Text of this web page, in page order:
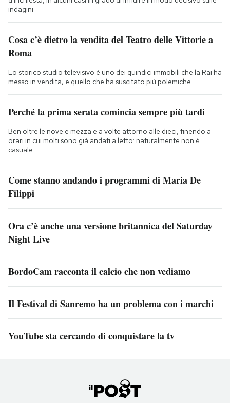
indagini
Cosa c’è dietro la vendita del Teatro delle Vittorie a
Roma
Lo storico studio televisivo è uno dei quindici immobili che la Rai ha
messo in vendita, e quello che ha suscitato più polemiche
Perché la prima serata comincia sempre più tardi
Ben oltre le nove e mezza e a volte attorno alle dieci, finendo a
orari in cui molti sono già andati a letto: naturalmente non è
casuale
Come stanno andando i programmi di Maria De
Filippi
Ora c’è anche una versione britannica del Saturday
Night Live
BordoCam racconta il calcio che non vediamo
Il Festival di Sanremo ha un problema con i marchi
YouTube sta cercando di conquistare la tv